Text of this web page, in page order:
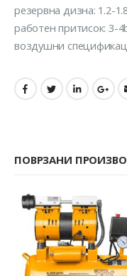
резервна дизна: 1.2-
работен притисок: 3-
воздушни
ПОВРЗАНИ